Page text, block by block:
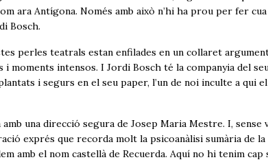
ara Antígona. Només amb això n’hi ha prou per fer
Bosch.
perles teatrals estan enfilades en un collaret
i moments intensos. I Jordi Bosch té la companyia del
i segurs en el seu paper, l’un de noi inculte a qui
una direcció segura de Josep Maria Mestre. I,
exprés que recorda molt la psicoanàlisi sumària de
amb el nom castellà de Recuerda. Aquí no hi tenim